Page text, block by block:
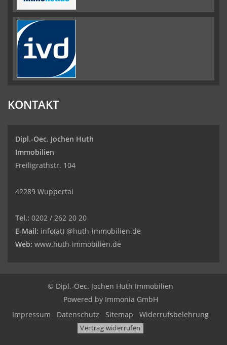
KONTAKT
Dipl.-Oec. Jochen Huth
Immobilien
Freiligrathstr. 104
42289 Wuppertal
Tel.: 0202 / 262 20 20
E-Mail: info(at) @huth-immobilien.de
Web: www.huth-immobilien.de
© Dipl.-Oec. Jochen Huth Immobilien
Powered by Immonia GmbH
Impressum
Datenschutz Sitemap Widerrufsbelehrung
Vertrag widerrufen